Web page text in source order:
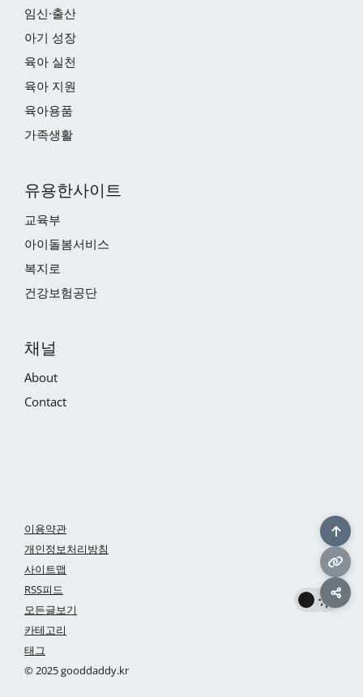
임신·출산
아기 성장
육아 실천
육아 지원
육아용품
가족생활
유용한사이트
교육부
아이돌봄서비스
복지로
건강보험공단
채널
About
Contact
이용약관
개인정보처리방침
사이트맵
RSS피드
모든글보기
카테고리
태그
© 2025 gooddaddy.kr